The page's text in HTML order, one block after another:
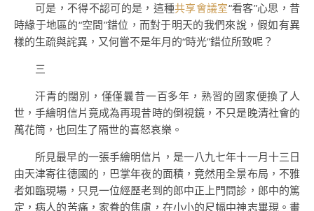
可是，不得不認可的是，這種共享會議室“看客”心思，昔
時緣于地區的“空間”錯位，而對于明天的我們來說，假如有異
樣的生疏與詫異，又何嘗不是年月的“時光”錯位所致呢？
三
汗青的闊別，僅僅曩昔一百多年，熟習的國家便換了人
世，手繪明信片竟成為再現昔時的倒視鏡，不只是晚清社會的
萬花筒，也回生了隔世的喜怒哀樂。
所見最早的一張手繪明信片，是一八九七年十一月十三日
由天津寄往德國的，巴掌年夜的面積，竟然用全景布局，不雅
者如臨現場，只見一位經歷老到的郎中正上門問診，郎中的篤
定，病人的苦痛，家眷的焦慮，在小小的尺幅中神志畢現。畫